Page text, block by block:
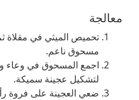
معالجة
تحميص الميثي في ​​مقلاة
مسحوق ناعم.
اجمع المسحوق في وعاء
لتشكيل عجينة سميكة.
ضعي العجينة على فروة